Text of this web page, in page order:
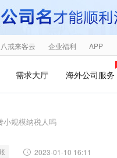
八戒来客云 企业福利 APP
需求大厅 海外公司服务
小规模纳税人吗
2023-01-10 16:11